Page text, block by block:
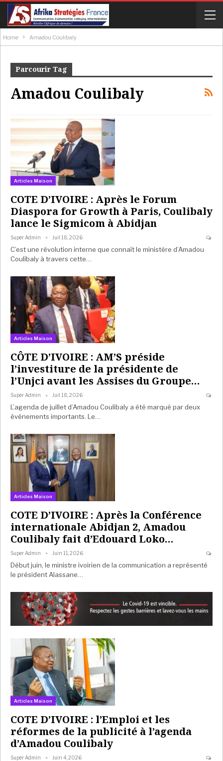
Home Amadou Coulibaly
Parcourir Tag
Amadou Coulibaly
Articles Maison
COTE D’IVOIRE : Après le Forum
Diaspora for Growth à Paris, Coulibaly
lance le Sigmicom à Abidjan
Super Admin Juil 18, 2026
C’est une révolution interne que connaît le ministère d’Amadou
Coulibaly à travers cette…
Articles Maison
CÔTE D’IVOIRE : AM’S préside
l’investiture de la présidente de
l’Unjci avant les Assises du Groupe…
Super Admin Juil 18, 2026
L’agenda de juillet d’Amadou Coulibaly a été marqué par deux
événements importants. Le…
Articles Maison
COTE D’IVOIRE : Après la Conférence
internationale Abidjan 2, Amadou
Coulibaly fait d’Edouard Loko…
Super Admin Juin 11, 2026
Début juin, le ministre ivoirien de la communication a représenté
le président Alassane…
Articles Maison
COTE D’IVOIRE : l’Emploi et les
réformes de la publicité à l’agenda
d’Amadou Coulibaly
Super Admin Juin 4, 2026